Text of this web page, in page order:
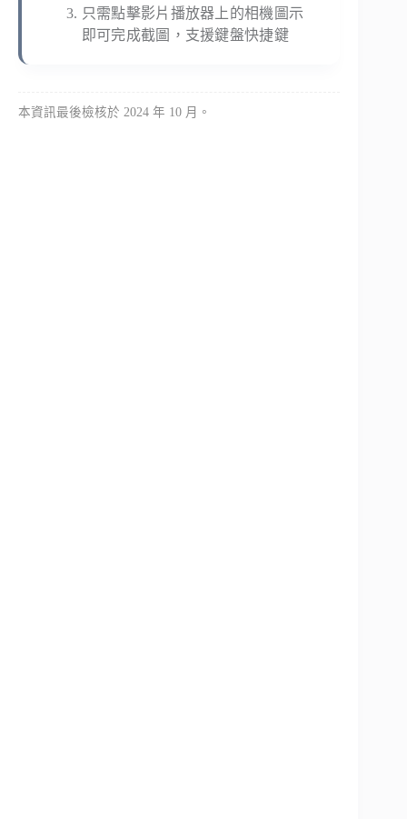
只需點擊影片播放器上的相機圖示
即可完成截圖，支援鍵盤快捷鍵
本資訊最後檢核於 2024 年 10 月。